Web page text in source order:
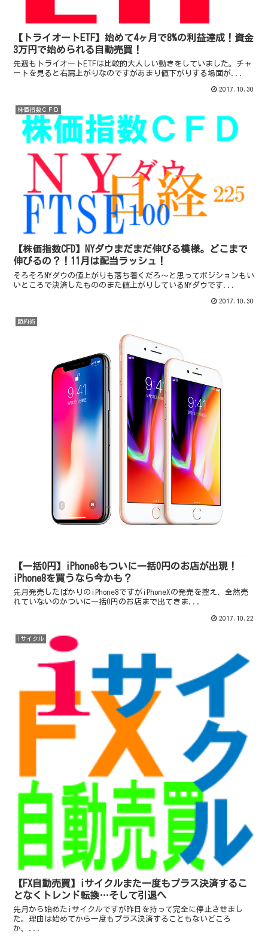
【トライオートETF】始めて4ヶ月で8%の利益達成！資金
3万円で始められる自動売買！
先週もトライオートETFは比較的大人しい動きをしていました。チャ
ートを見ると右肩上がりなのですがあまり値下がりする場面が...
2017.10.30
株価指数ＣＦＤ
【株価指数CFD】NYダウまだまだ伸びる模様。どこまで
伸びるの？！11月は配当ラッシュ！
そろそろNYダウの値上がりも落ち着くだろ～と思ってポジションもい
いところで決済したもののまた値上がりしているNYダウです...
2017.10.30
節約術
【一括0円】iPhone8もついに一括0円のお店が出現！
iPhone8を買うなら今かも？
先月発売したばかりのiPhone8ですがiPhoneXの発売を控え、全然売
れていないのかついに一括0円のお店まで出てきま...
2017.10.22
iサイクル
【FX自動売買】iサイクルまた一度もプラス決済するこ
となくトレンド転換…そして引退へ
先月から始めたiサイクルですが昨日を持って完全に停止させまし
た。理由は始めてから一度もプラス決済することもないどころ
か、...